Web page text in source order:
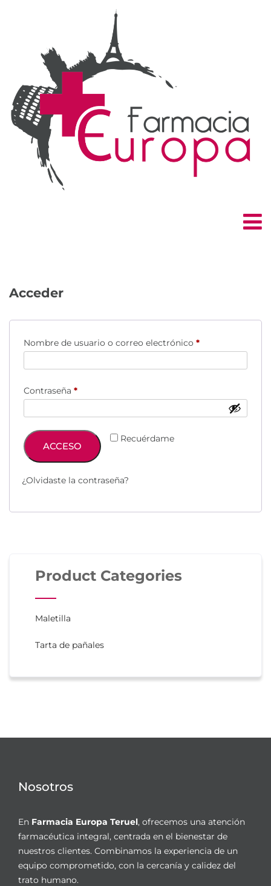
Acceder
Nombre de usuario o correo electrónico *Obligatorio
Contraseña *Obligatorio
Recuérdame
ACCESO
¿Olvidaste la contraseña?
Product Categories
Maletilla
Tarta de pañales
Nosotros
En Farmacia Europa Teruel, ofrecemos una atención
farmacéutica integral, centrada en el bienestar de
nuestros clientes. Combinamos la experiencia de un
equipo comprometido, con la cercanía y calidez del
trato humano.